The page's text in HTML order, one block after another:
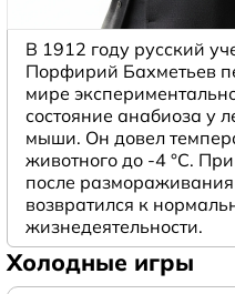
В 1912 году русский
Порфирий Бахметьев
мире
состояние анабиоза у
мыши. Он довел
животного до -4 °C.
после размораживания
возвратился к
жизнедеятельности.
Холодные игры